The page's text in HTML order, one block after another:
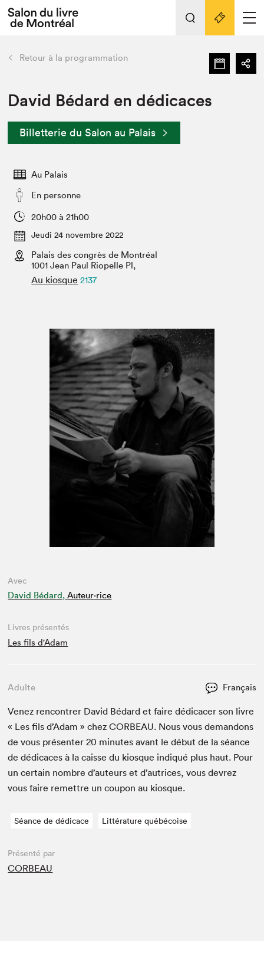
Espace exposant⋅e⋅s
Espace enseignant·e·s
Espace médias
L'événement
Préparer sa visite au Salon
Actualités
SLM PRO
retour Nos activités
Préparer sa visite
Salon dans la ville et en ligne
Projets partenaires
Liens pratiques
Retour à la programmation
David Bédard en dédicaces
Billetterie du Salon au Palais
Au Palais
En personne
20h00 à 21h00
Jeudi 24 novembre 2022
Palais des congrès de Montréal
1001 Jean Paul Riopelle Pl,
Au kiosque 2137
Avec
David Bédard, Auteur·rice
Livres présentés
Les fils d'Adam
Adulte Français
Venez ren­con­tr­er David Bédard et faire dédi­cac­er son livre
« Les fils d’Adam » chezCOR­BEAU. Nous vous deman­dons
de vous présen­ter20 min­utes avant le début de la séance
de dédi­caces à la caisse du kiosque indiqué plus haut. Pour
un cer­tain nom­bre d’auteurs et d’autrices, vous devrez
vous faire remet­tre un coupon au kiosque.
Séance de dédicace Littérature québécoise
Présenté par
CORBEAU